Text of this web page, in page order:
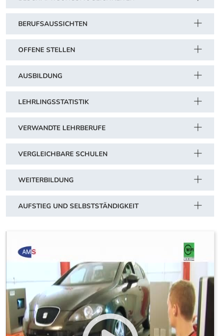
BERUFSAUSSICHTEN
OFFENE STELLEN
AUSBILDUNG
LEHRLINGSSTATISTIK
VERWANDTE LEHRBERUFE
VERGLEICHBARE SCHULEN
WEITERBILDUNG
AUFSTIEG UND SELBSTSTÄNDIGKEIT